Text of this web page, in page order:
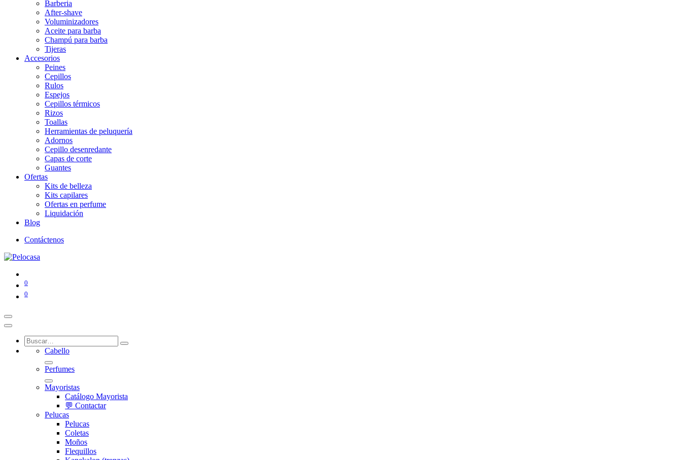
Barberia
After-shave
Voluminizadores
Aceite para barba
Champú para barba
Tijeras
Accesorios
Peines
Cepillos
Rulos
Espejos
Cepillos térmicos
Rizos
Toallas
Herramientas de peluquería
Adornos
Cepillo desenredante
Capas de corte
Guantes
Ofertas
Kits de belleza
Kits capilares
Ofertas en perfume
Liquidación
Blog
Contáctenos
0
0
Cabello
Perfumes
Mayoristas
Catálogo Mayorista
💬 Contactar
Pelucas
Pelucas
Coletas
Moños
Flequillos